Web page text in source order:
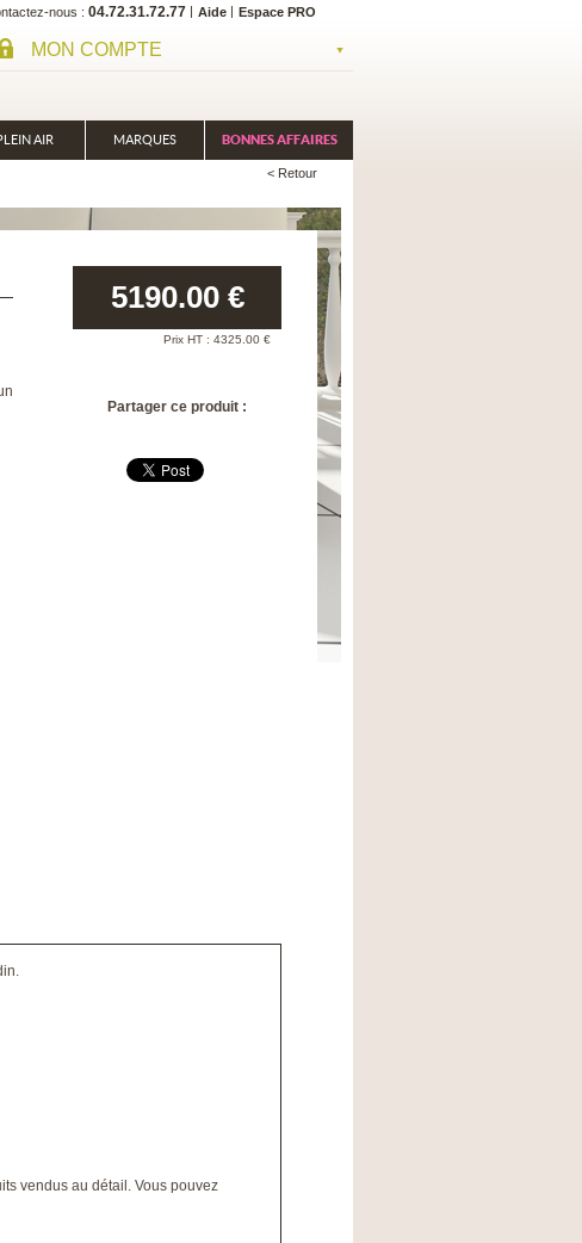
nous 04.72.31.72.77 Aide Espace PRO
MON COMPTE
AIR MARQUES BONNES AFFAIRES
< Retour
5190.00 €
Prix HT : 4325.00 €
Partager ce produit :
vendus au détail. Vous pouvez